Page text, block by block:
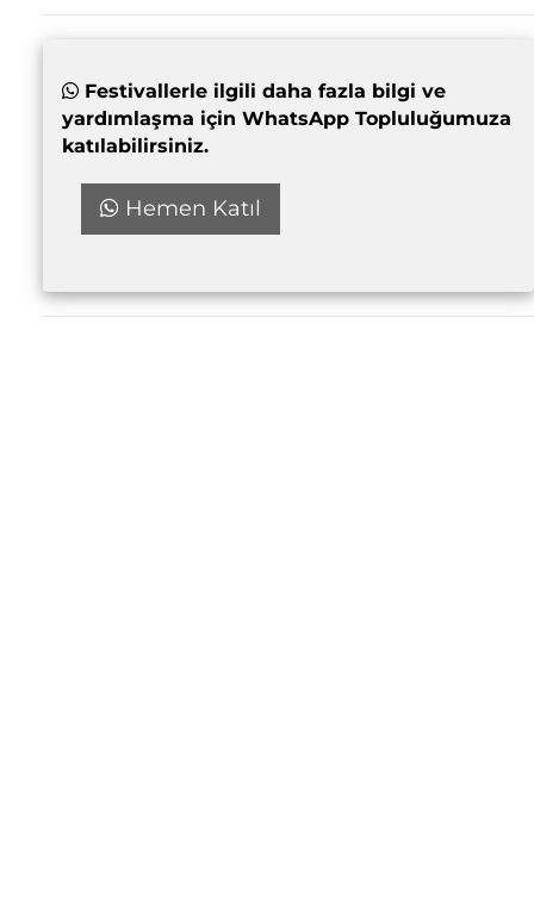
Festivallerle ilgili daha fazla bilgi ve
yardımlaşma için WhatsApp Topluluğumuza
katılabilirsiniz.
Hemen Katıl